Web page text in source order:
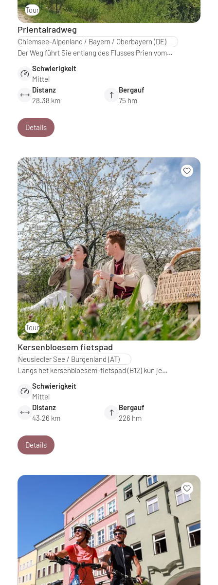
Tour
Prientalradweg
Chiemsee-Alpenland / Bayern / Oberbayern (DE)
Der Weg führt Sie entlang des Flusses Prien vom…
Schwierigkeit
Mittel
Distanz
28.38 km
Bergauf
75 hm
Details
Tour
Kersenbloesem fietspad
Neusiedler See / Burgenland (AT)
Langs het kersenbloesem-fietspad (B12) kun je…
Schwierigkeit
Mittel
Distanz
43.26 km
Bergauf
226 hm
Details